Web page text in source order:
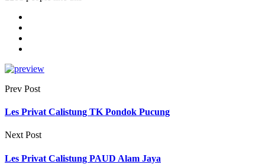
Prev Post
Les Privat Calistung TK Pondok Pucung
Next Post
Les Privat Calistung PAUD Alam Jaya